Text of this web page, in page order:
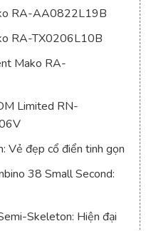
RA-AA0822L19B
RA-TX0206L10B
Mako RA-
Limited RN-
Vẻ đẹp cổ điển tinh gọn
38 Small Second:
Skeleton: Hiện đại